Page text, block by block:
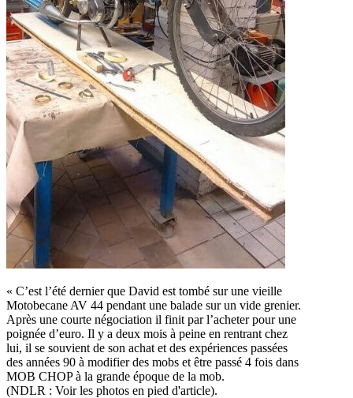
« C’est l’été dernier que David est tombé sur une vieille
Motobecane AV 44 pendant une balade sur un vide grenier.
Après une courte négociation il finit par l’acheter pour une
poignée d’euro. Il y a deux mois à peine en rentrant chez
lui, il se souvient de son achat et des expériences passées
des années 90 à modifier des mobs et être passé 4 fois dans
MOB CHOP à la grande époque de la mob.
(NDLR : Voir les photos en pied d'article).